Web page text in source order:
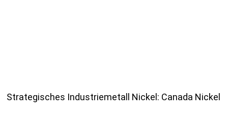
Strategisches Industriemetall Nickel: Canada Nickel